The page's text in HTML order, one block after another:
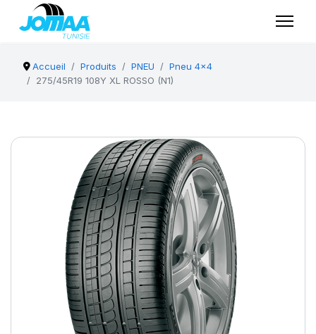
Accueil Produits PNEU
Pneu 4x4
275/45R19 108Y XL ROSSO (N1)